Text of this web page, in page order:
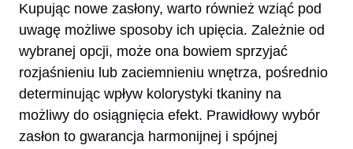
Kupując nowe zasłony, warto również wziąć pod
uwagę możliwe sposoby ich upięcia. Zależnie od
wybranej opcji, może ona bowiem sprzyjać
rozjaśnieniu lub zaciemnieniu wnętrza, pośrednio
determinując wpływ kolorystyki tkaniny na
możliwy do osiągnięcia efekt. Prawidłowy wybór
zasłon to gwarancja harmonijnej i spójnej